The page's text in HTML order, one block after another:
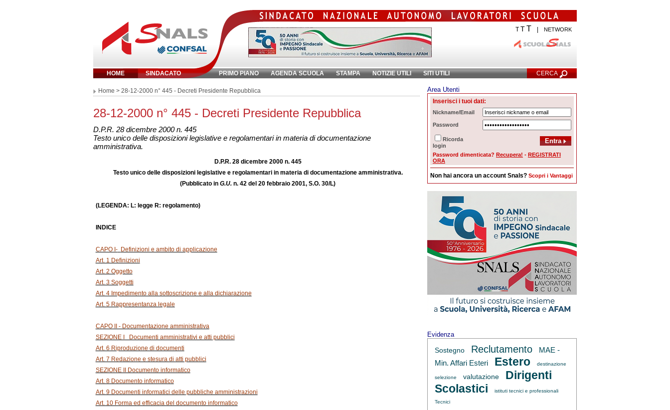
T TT NETWORK
HOME SINDACATO PRIMO PIANO AGENDA SCUOLA STAMPA NOTIZIE UTILI SITI UTILI CERCA
Inserisci parola chiave: Ricerca Avanzata
Home > 28-12-2000 n° 445 - Decreti Presidente Repubblica
28-12-2000 n° 445 - Decreti Presidente Repubblica
D.P.R. 28 dicembre 2000 n. 445
Testo unico delle disposizioni legislative e regolamentari in materia di documentazione
amministrativa.
D.P.R. 28 dicembre 2000 n. 445
Testo unico delle disposizioni legislative e regolamentari in materia di documentazione amministrativa.
(Pubblicato in G.U. n. 42 del 20 febbraio 2001, S.O. 30/L)
(LEGENDA: L: legge R: regolamento)
INDICE
CAPO I- Definizioni e ambito di applicazione
Art. 1 Definizioni
Art. 2 Oggetto
Art. 3 Soggetti
Art. 4 Impedimento alla sottoscrizione e alla dichiarazione
Art. 5 Rappresentanza legale
CAPO II - Documentazione amministrativa
SEZIONE I Documenti amministrativi e atti pubblici
Art. 6 Riproduzione di documenti
Art. 7 Redazione e stesura di atti pubblici
SEZIONE II Documento informatico
Art. 8 Documento informatico
Art. 9 Documenti informatici delle pubbliche amministrazioni
Art. 10 Forma ed efficacia del documento informatico
Area Utenti
Inserisci i tuoi dati:
Nickname/Email
Password
Ricorda
login
Password dimenticata? Recupera! - REGISTRATI
ORA
Non hai ancora un account Snals? Scopri i Vantaggi
Evidenza
Sostegno Reclutamento
MAE -
Min. Affari Esteri
Estero destinazione
selezione valutazione
Dirigenti
Scolastici
istituti tecnici e professionali
Tecnici